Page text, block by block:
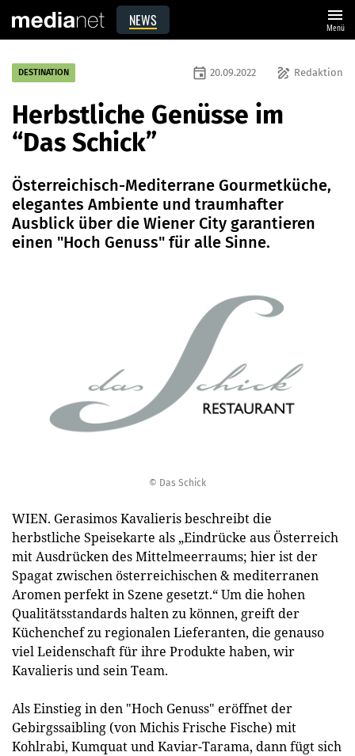
NEWS menu
Menü
© Das Schick
DESTINATION draw Redaktion
event 20.09.2022
Herbstliche Genüsse im
“Das Schick”
Österreichisch-Mediterrane Gourmetküche,
elegantes Ambiente und traumhafter
Ausblick über die Wiener City garantieren
einen "Hoch Genuss" für alle Sinne.
WIEN. Gerasimos Kavalieris beschreibt die
herbstliche Speisekarte als „Eindrücke aus Österreich
mit Ausdrücken des Mittelmeerraums; hier ist der
Spagat zwischen österreichischen & mediterranen
Aromen perfekt in Szene gesetzt.“ Um die hohen
Qualitätsstandards halten zu können, greift der
Küchenchef zu regionalen Lieferanten, die genauso
viel Leidenschaft für ihre Produkte haben, wir
Kavalieris und sein Team.
Als Einstieg in den "Hoch Genuss" eröffnet der
Gebirgssaibling (von Michis Frische Fische) mit
Kohlrabi, Kumquat und Kaviar-Tarama, dann fügt sich